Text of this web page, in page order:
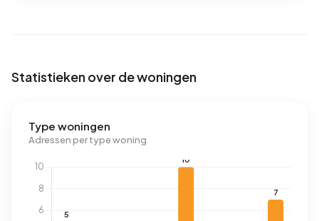
Statistieken over de woningen
Type woningen
Adressen per type woning